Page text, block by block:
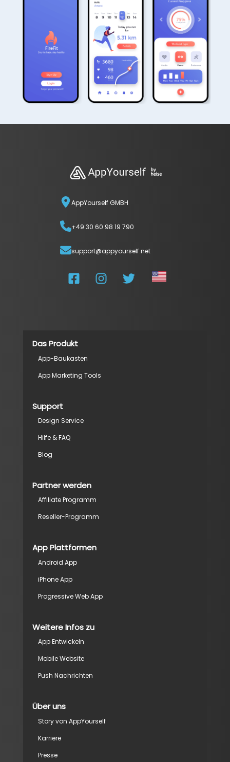
AppYourself GMBH
+49 30 60 98 19 790
support@appyourself.net
Das Produkt
App-Baukasten
App Marketing Tools
Support
Design Service
Hilfe & FAQ
Blog
Partner werden
Affiliate Programm
Reseller-Programm
App Plattformen
Android App
iPhone App
Progressive Web App
Weitere Infos zu
App Entwickeln
Mobile Website
Push Nachrichten
Über uns
Story von AppYourself
Karriere
Presse